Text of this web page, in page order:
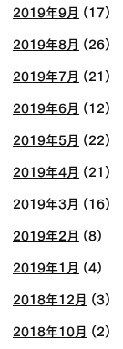
2019年9月 (17)
2019年8月 (26)
2019年7月 (21)
2019年6月 (12)
2019年5月 (22)
2019年4月 (21)
2019年3月 (16)
2019年2月 (8)
2019年1月 (4)
2018年12月 (3)
2018年10月 (2)